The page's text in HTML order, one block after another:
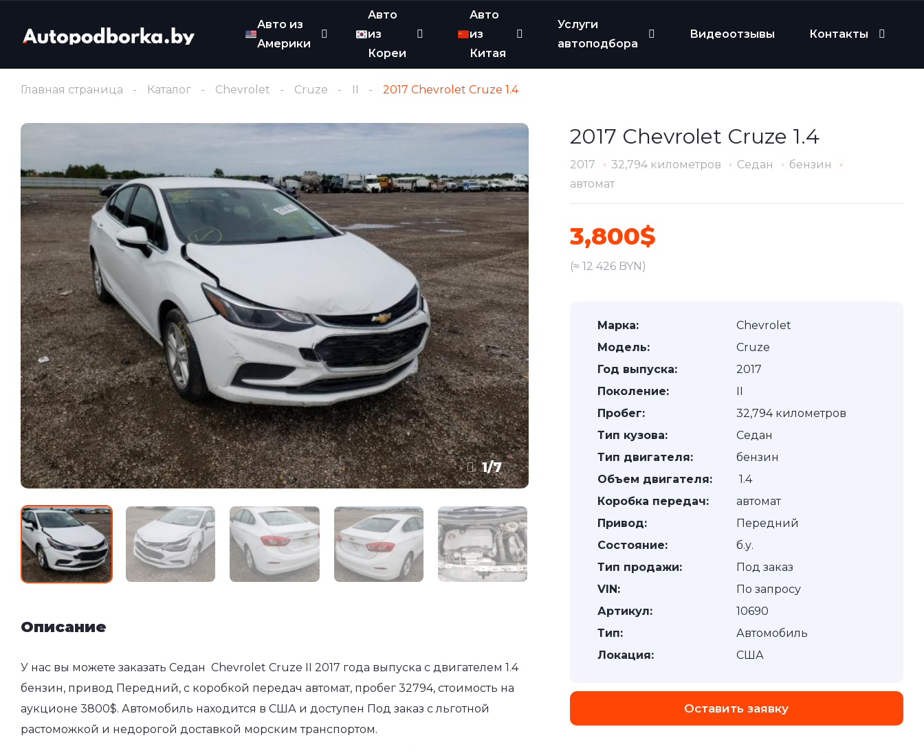
Авто из
Америки
Авто
из
Кореи
Авто
из
Китая
Услуги
автоподбора
Видеоотзывы Контакты
Главная страница Каталог Chevrolet Cruze II 2017 Chevrolet Cruze 1.4
1/7
Описание
У нас вы можете заказать Седан Chevrolet Cruze II 2017 года выпуска с двигателем 1.4
бензин, привод Передний, с коробкой передач автомат, пробег 32794, стоимость на
аукционе 3800$. Автомобиль находится в США и доступен Под заказ с льготной
растоможкой и недорогой доставкой морским транспортом.
2017 Chevrolet Cruze 1.4
2017 32,794 километров Седан
бензин
автомат
3,800$
(≈ 12 426 BYN)
Марка:
Chevrolet
Модель:
Cruze
Год выпуска:
2017
Поколение:
II
Пробег:
32,794 километров
Тип кузова:
Седан
Тип двигателя:
бензин
Объем двигателя:
1.4
Коробка передач:
автомат
Привод:
Передний
Состояние:
б.у.
Тип продажи:
Под заказ
VIN:
По запросу
Артикул:
10690
Тип:
Автомобиль
Локация:
США
Оставить заявку